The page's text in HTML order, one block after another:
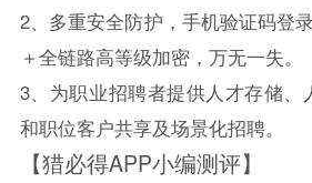
2、多重安全防护，手机验证码登
＋全链路高等级加密，万无一失。
3、为职业招聘者提供人才存储、
和职位客户共享及场景化招聘。
【猎必得APP小编测评】